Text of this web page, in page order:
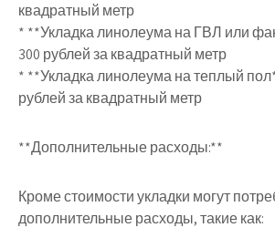
квадратный метр
* **Укладка линолеума на ГВЛ или
300 рублей за квадратный метр
* **Укладка линолеума на теплый
рублей за квадратный метр
**Дополнительные расходы:**
Кроме стоимости укладки могут
дополнительные расходы, такие как: